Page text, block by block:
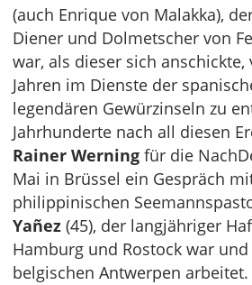
(auch Enrique von Malakka),
Diener und Dolmetscher von
war, als dieser sich
Jahren im Dienste der
legendären Gewürzinseln zu
Jahrhunderte nach all diesen
Rainer Werning für die
Mai in Brüssel ein Gespräch
philippinischen
Yañez (45), der langjähriger
Hamburg und Rostock war
belgischen Antwerpen arbeitet.